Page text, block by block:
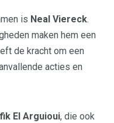
is Neal Viereck.
maken hem een
de kracht om een
acties en
El Arguioui, die ook